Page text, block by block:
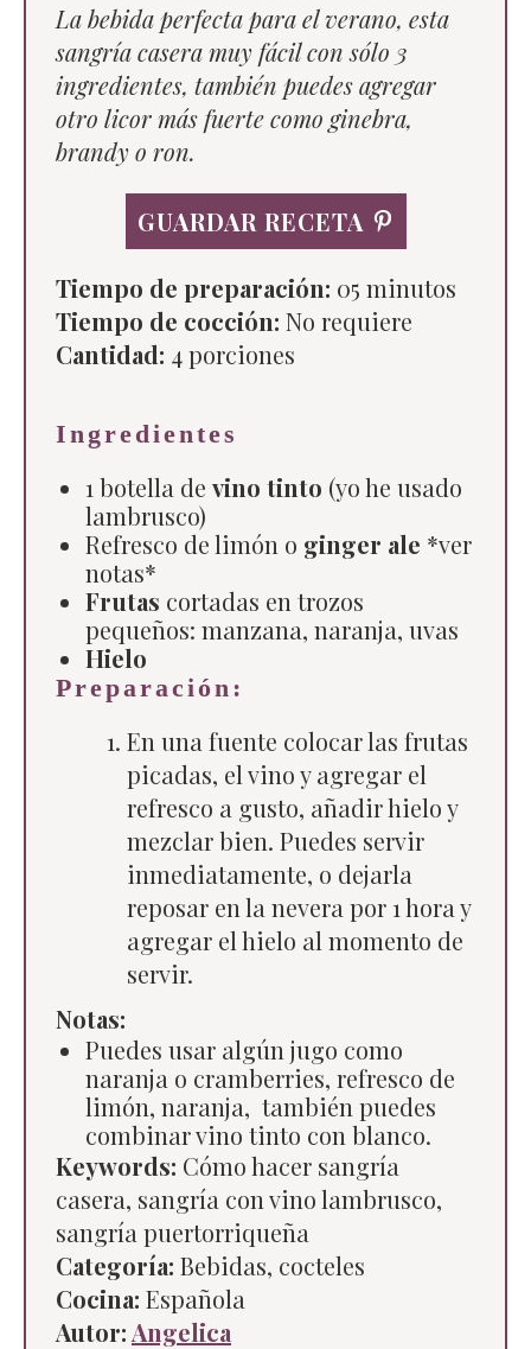
La bebida perfecta para el verano, esta
sangría casera muy fácil con sólo 3
ingredientes, también puedes agregar
otro licor más fuerte como ginebra,
brandy o ron.
GUARDAR RECETA
Tiempo de preparación: 05 minutos
Tiempo de cocción: No requiere
Cantidad: 4porciones
Ingredientes
1 botella de vino tinto (yo he usado
lambrusco)
Refresco de limón o ginger ale *ver
notas*
Frutas cortadas en trozos
pequeños: manzana, naranja, uvas
Hielo
Preparación:
En una fuente colocar las frutas
picadas, el vino y agregar el
refresco a gusto, añadir hielo y
mezclar bien. Puedes servir
inmediatamente, o dejarla
reposar en la nevera por 1 hora y
agregar el hielo al momento de
servir.
Notas:
Puedes usar algún jugo como
naranja o cramberries, refresco de
limón, naranja, también puedes
combinar vino tinto con blanco.
Keywords: Cómo hacer sangría
casera, sangría con vino lambrusco,
sangría puertorriqueña
Categoría: Bebidas, cocteles
Cocina: Española
Autor:Angelica